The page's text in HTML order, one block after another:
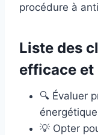
procédure à
Liste des
efficace et
🔍 Évaluer
💡 Opter